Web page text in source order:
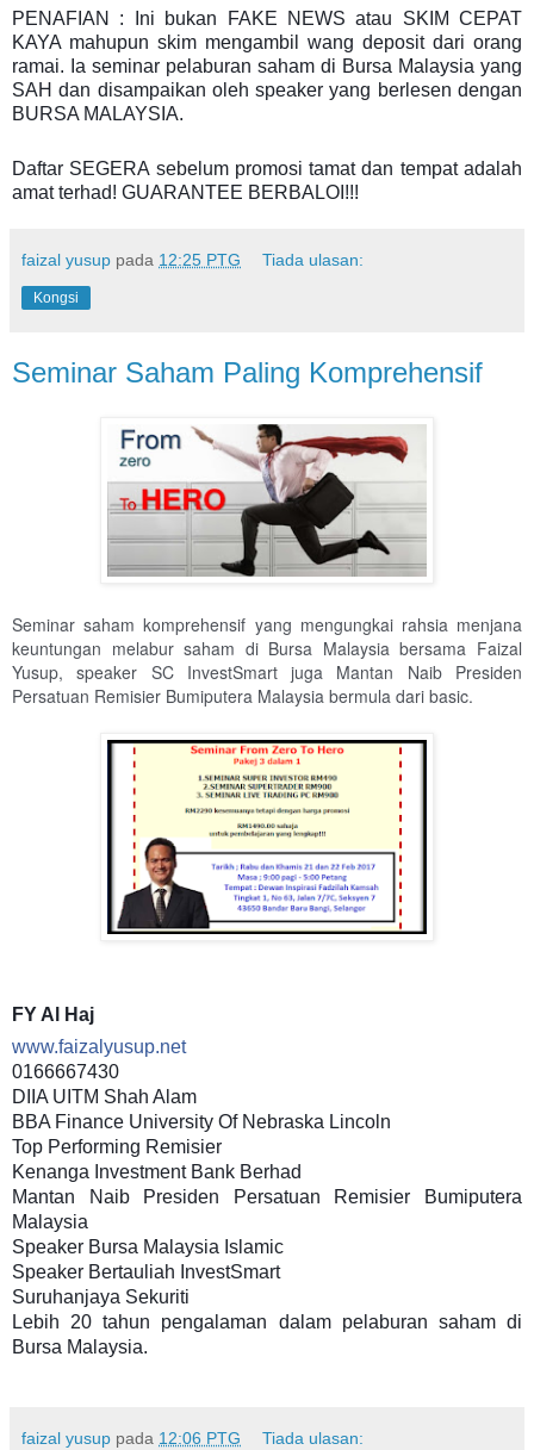
PENAFIAN : Ini bukan FAKE NEWS atau SKIM CEPAT
KAYA mahupun skim mengambil wang deposit dari orang
ramai. Ia seminar pelaburan saham di Bursa Malaysia yang
SAH dan disampaikan oleh speaker yang berlesen dengan
BURSA MALAYSIA.
Daftar SEGERA sebelum promosi tamat dan tempat adalah
amat terhad! GUARANTEE BERBALOI!!!
faizal yusup pada 12:25 PTG Tiada ulasan:
Kongsi
Seminar Saham Paling Komprehensif
Seminar saham komprehensif yang mengungkai rahsia menjana
keuntungan melabur saham di Bursa Malaysia bersama Faizal
Yusup, speaker SC InvestSmart juga Mantan Naib Presiden
Persatuan Remisier Bumiputera Malaysia bermula dari basic.
FY Al Haj
www.faizalyusup.net
0166667430
DIIA UITM Shah Alam
BBA Finance University Of Nebraska Lincoln
Top Performing Remisier
Kenanga Investment Bank Berhad
Mantan Naib Presiden Persatuan Remisier Bumiputera
Malaysia
Speaker Bursa Malaysia Islamic
Speaker Bertauliah InvestSmart
Suruhanjaya Sekuriti
Lebih 20 tahun pengalaman dalam pelaburan saham di
Bursa Malaysia.
faizal yusup pada 12:06 PTG Tiada ulasan: